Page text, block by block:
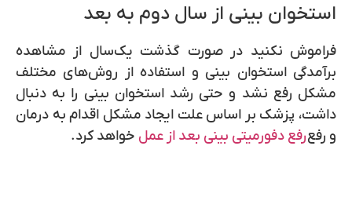
استخوان بینی از سال دوم به بعد
فراموش نکنید در صورت گذشت یک‌سال از مشاهده
برآمدگی استخوان بینی و استفاده از روش‌های مختلف
مشکل رفع نشد و حتی رشد استخوان بینی را به دنبال
داشت، پزشک بر اساس علت ایجاد مشکل اقدام به درمان
و رفعرفع دفورمیتی بینی بعد از عمل خواهد کرد.